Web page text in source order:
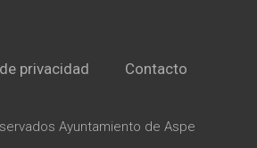
privacidad Contacto
Ayuntamiento de Aspe